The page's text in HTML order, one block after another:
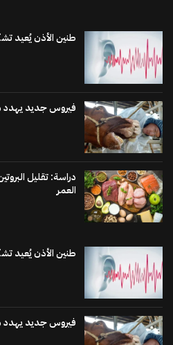
طنين الأذن يُعيد
فيروس جديد يهدد
دراسة: تقليل
العمر
طنين الأذن يُعيد
فيروس جديد يهدد